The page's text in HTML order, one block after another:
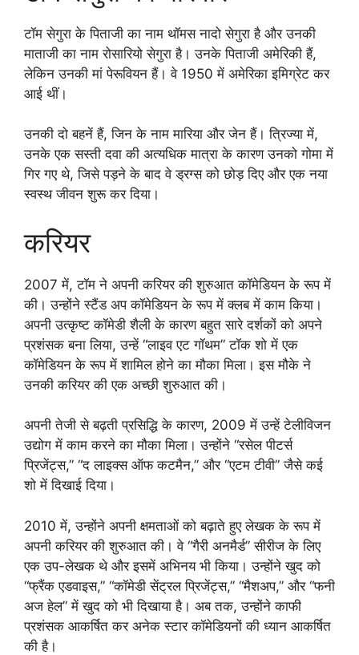
टॉम सेगुरा के पिताजी का नाम थॉमस नादो सेगुरा है और उनकी
माताजी का नाम रोसारियो सेगुरा है। उनके पिताजी अमेरिकी हैं,
लेकिन उनकी मां पेरूवियन हैं। वे 1950 में अमेरिका इमिग्रेट कर
आई थीं।
उनकी दो बहनें हैं, जिन के नाम मारिया और जेन हैं। त्रिज्या में,
उनके एक सस्ती दवा की अत्यधिक मात्रा के कारण उनको गोमा में
गिर गए थे, जिसे पड़ने के बाद वे ड्रग्स को छोड़ दिए और एक नया
स्वस्थ जीवन शुरू कर दिया।
करियर
2007 में, टॉम ने अपनी करियर की शुरुआत कॉमेडियन के रूप में
की। उन्होंने स्टैंड अप कॉमेडियन के रूप में क्लब में काम किया।
अपनी उत्कृष्ट कॉमेडी शैली के कारण बहुत सारे दर्शकों को अपने
प्रशंसक बना लिया, उन्हें “लाइव एट गॉथम” टॉक शो में एक
कॉमेडियन के रूप में शामिल होने का मौका मिला। इस मौके ने
उनकी करियर की एक अच्छी शुरुआत की।
अपनी तेजी से बढ़ती प्रसिद्धि के कारण, 2009 में उन्हें टेलीविजन
उद्योग में काम करने का मौका मिला। उन्होंने “रसेल पीटर्स
प्रिजेंट्स,” “द लाइक्स ऑफ कटमैन,” और “एटम टीवी” जैसे कई
शो में दिखाई दिया।
2010 में, उन्होंने अपनी क्षमताओं को बढ़ाते हुए लेखक के रूप में
अपनी करियर की शुरुआत की। वे “गैरी अनमैर्ड” सीरीज के लिए
एक उप-लेखक थे और इसमें अभिनय भी किया। उन्होंने खुद को
“फ्रैंक एडवाइस,” “कॉमेडी सेंट्रल प्रिजेंट्स,” “मैशअप,” और “फनी
अज हेल” में खुद को भी दिखाया है। अब तक, उन्होंने काफी
प्रशंसक आकर्षित कर अनेक स्टार कॉमेडियनों की ध्यान आकर्षित
की है।